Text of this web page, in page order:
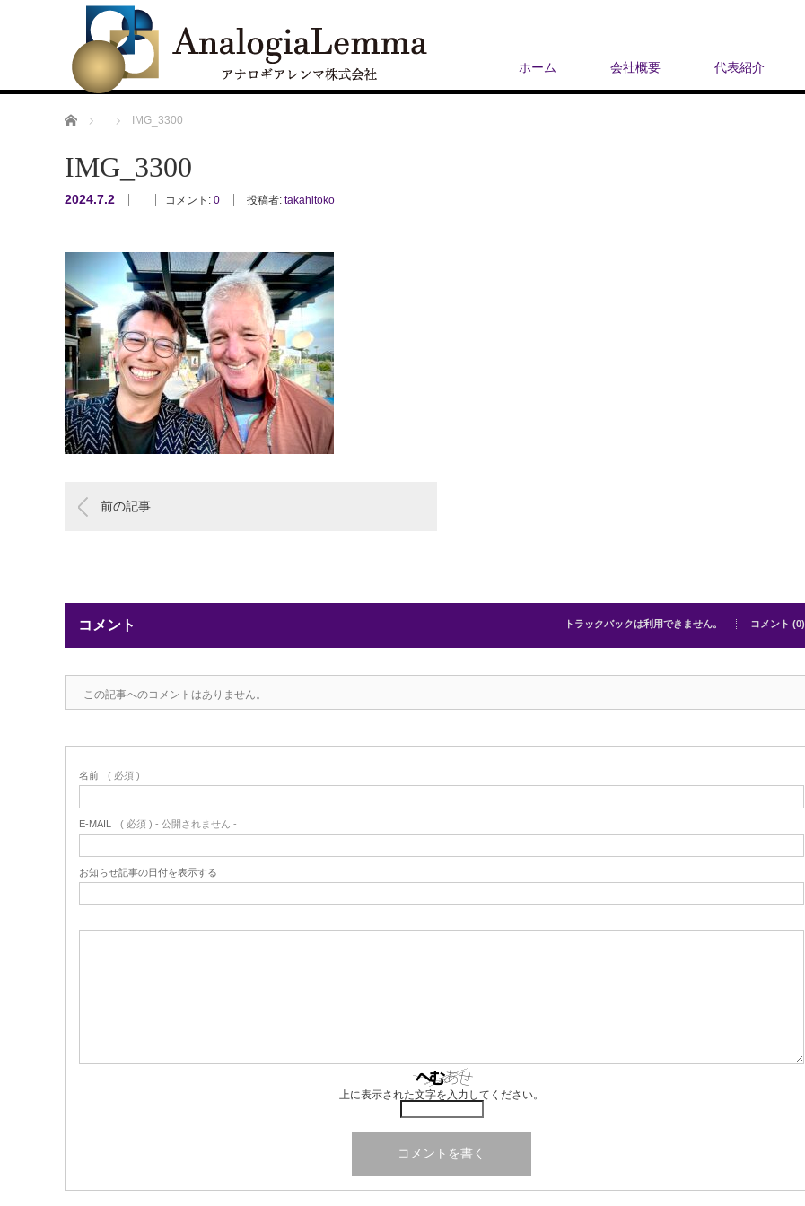
ホーム 会社概要 代表紹介
ホーム IMG_3300
IMG_3300
2024.7.2 コメント: 0 投稿者: takahitoko
前の記事
コメント トラックバックは利用できません。 コメント (0)
この記事へのコメントはありません。
名前 ( 必須 )
E-MAIL ( 必須 ) - 公開されません -
お知らせ記事の日付を表示する
上に表示された文字を入力してください。